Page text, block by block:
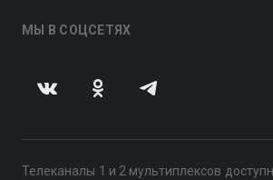
МЫ В СОЦСЕТЯХ
Телеканалы 1 и 2 мультиплексов